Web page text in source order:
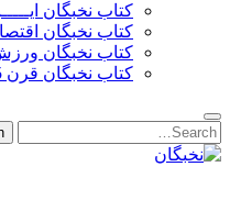
کتاب نخبگان
کتاب نخبگان
کتاب نخبگان
کتاب نخبگان قرن 15
Search
for:
Search